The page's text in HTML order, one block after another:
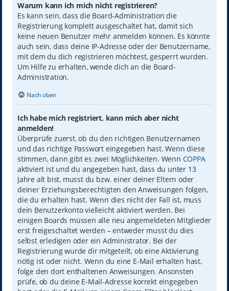
Warum kann ich mich nicht registrieren?
Es kann sein, dass die Board-Administration die
Registrierung komplett ausgeschaltet hat, damit sich
keine neuen Benutzer mehr anmelden können. Es könnte
auch sein, dass deine IP-Adresse oder der Benutzername,
mit dem du dich registrieren möchtest, gesperrt wurden.
Um Hilfe zu erhalten, wende dich an die Board-
Administration.
Nach oben
Ich habe mich registriert, kann mich aber nicht
anmelden!
Überprüfe zuerst, ob du den richtigen Benutzernamen
und das richtige Passwort eingegeben hast. Wenn diese
stimmen, dann gibt es zwei Möglichkeiten. Wenn COPPA
aktiviert ist und du angegeben hast, dass du unter 13
Jahre alt bist, musst du bzw. einer deiner Eltern oder
deiner Erziehungsberechtigten den Anweisungen folgen,
die du erhalten hast. Wenn dies nicht der Fall ist, muss
dein Benutzerkonto vielleicht aktiviert werden. Bei
einigen Boards müssen alle neu angemeldeten Mitglieder
erst freigeschaltet werden – entweder musst du dies
selbst erledigen oder ein Administrator. Bei der
Registrierung wurde dir mitgeteilt, ob eine Aktivierung
nötig ist oder nicht. Wenn du eine E-Mail erhalten hast,
folge den dort enthaltenen Anweisungen. Ansonsten
prüfe, ob du deine E-Mail-Adresse korrekt eingegeben